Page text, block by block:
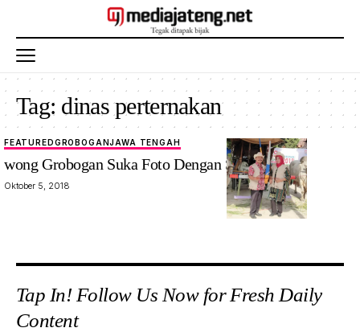
Tag: dinas perternakan
FEATUREDGROBOGANJAWA TENGAH
wong Grobogan Suka Foto Dengan Sapi di sini
Oktober 5, 2018
Tap In! Follow Us Now for Fresh Daily
Content